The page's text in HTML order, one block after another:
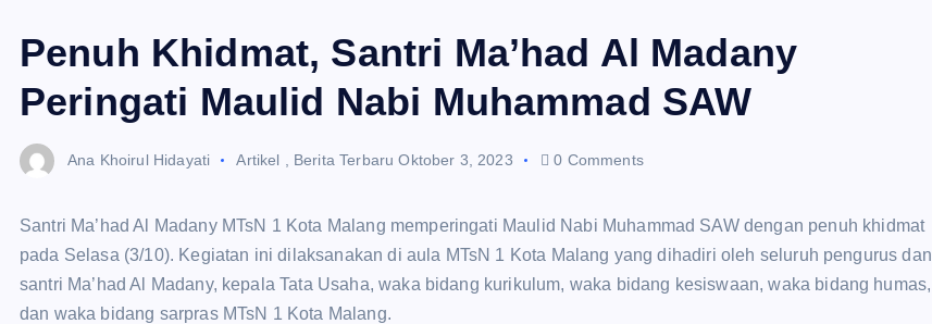
Penuh Khidmat, Santri Ma’had Al Madany
Peringati Maulid Nabi Muhammad SAW
Ana Khoirul Hidayati Artikel Berita Terbaru Oktober 3, 2023 0 Comments
Santri Ma’had Al Madany MTsN 1 Kota Malang memperingati Maulid Nabi Muhammad SAW dengan penuh khidmat
pada Selasa (3/10). Kegiatan ini dilaksanakan di aula MTsN 1 Kota Malang yang dihadiri oleh seluruh pengurus dan
santri Ma’had Al Madany, kepala Tata Usaha, waka bidang kurikulum, waka bidang kesiswaan, waka bidang humas,
dan waka bidang sarpras MTsN 1 Kota Malang.